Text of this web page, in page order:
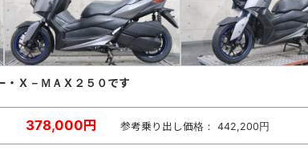
・Ｘ－ＭＡＸ２５０です
378,000円 参考乗り出し価格： 442,200円